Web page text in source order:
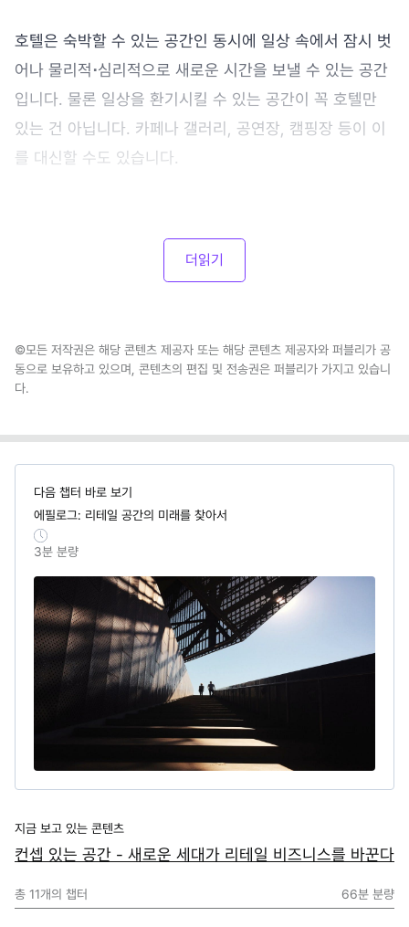
호텔은 숙박할 수 있는 공간인 동시에 일상 속에서 잠시 벗
어나 물리적⋅심리적으로 새로운 시간을 보낼 수 있는 공간
입니다. 물론 일상을 환기시킬 수 있는 공간이 꼭 호텔만
있는 건 아닙니다. 카페나 갤러리, 공연장, 캠핑장 등이 이
를 대신할 수도 있습니다.
더읽기
©모든 저작권은 해당 콘텐츠 제공자 또는 해당 콘텐츠 제공자와 퍼블리가 공
동으로 보유하고 있으며, 콘텐츠의 편집 및 전송권은 퍼블리가 가지고 있습니
다.
다음 챕터 바로 보기
에필로그: 리테일 공간의 미래를 찾아서
3분 분량
지금 보고 있는 콘텐츠
컨셉 있는 공간 - 새로운 세대가 리테일 비즈니스를 바꾼다
총 11개의 챕터 66분 분량